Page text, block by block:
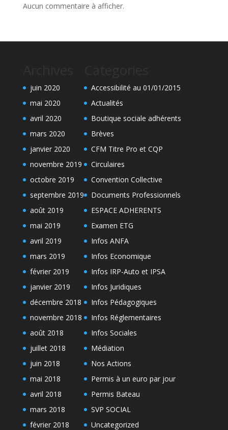
Aucun commentaire à afficher.
juin 2020
mai 2020
avril 2020
mars 2020
janvier 2020
novembre 2019
octobre 2019
septembre 2019
août 2019
mai 2019
avril 2019
mars 2019
février 2019
janvier 2019
décembre 2018
novembre 2018
août 2018
juillet 2018
juin 2018
mai 2018
avril 2018
mars 2018
février 2018
Accessibilité au 01/01/2015
Actualités
Boutique sociale adhérents
Brèves
CFM Titre Pro et CQP
Circulaires
Convention Collective
Documents Professionnels
ESPACE ADHERENTS
Examen ETG
Infos ANFA
Infos Economique
Infos IRP-Auto et IPSA
Infos Juridiques
Infos Pédagogiques
Infos Réglementaires
Infos Sociales
Médiation
Nos Actions
Permis à un euro par jour
Permis Bateau
SVP SOCIAL
Uncategorized